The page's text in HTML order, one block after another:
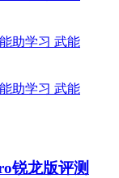
锐龙版评测